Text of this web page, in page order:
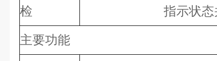
检
指示状
主要功能